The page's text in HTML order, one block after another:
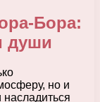
Бора:
души
но и